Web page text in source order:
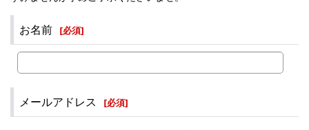
お名前 [必須]
メールアドレス [必須]